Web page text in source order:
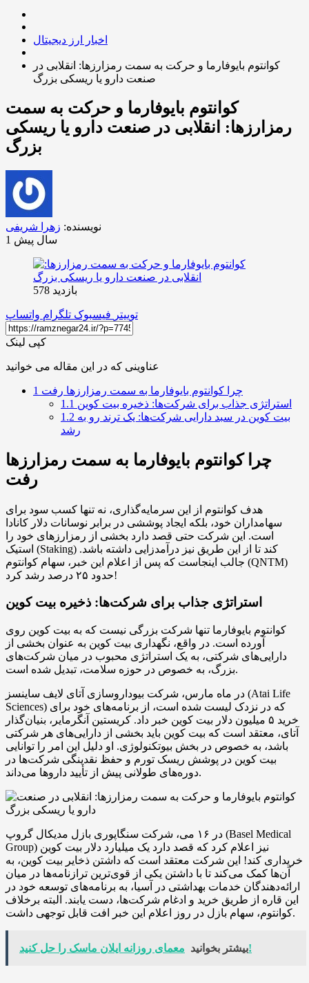
اخبار ارز دیجیتال
کوانتوم بایوفارما و حرکت به سمت رمزارزها: انقلابی در
صنعت دارو یا ریسکی بزرگ
کوانتوم بایوفارما و حرکت به سمت
رمزارزها: انقلابی در صنعت دارو یا ریسکی
بزرگ
نویسنده: زهرا شریفی
1 سال پیش
بازدید 578
توییتر فیسبوک تلگرام واتساپ
کپی لینک
عناوینی که در این مقاله می خوانید
1 چرا کوانتوم بایوفارما به سمت رمزارزها رفت
1.1 استراتژی جذاب برای شرکت‌ها: ذخیره بیت کوین
1.2
رشد
چرا کوانتوم بایوفارما به سمت رمزارزها
رفت
هدف کوانتوم از این سرمایه‌گذاری، نه تنها کسب سود برای
سهامداران خود، بلکه ایجاد پوششی در برابر نوسانات دلار کانادا
است. این شرکت حتی قصد دارد بخشی از رمزارزهای خود را
استیک (Staking) کند تا از این طریق نیز درآمدزایی داشته باشد.
جالب اینجاست که پس از اعلام این خبر، سهام کوانتوم (QNTM)
حدود ۲۵ درصد رشد کرد!
استراتژی جذاب برای شرکت‌ها: ذخیره بیت کوین
کوانتوم بایوفارما تنها شرکت بزرگی نیست که به بیت کوین روی
آورده است. در واقع، نگهداری بیت کوین به عنوان بخشی از
دارایی‌های شرکتی، به یک استراتژی محبوب در میان شرکت‌های
بزرگ، به خصوص در حوزه سلامت، تبدیل شده است.
در ماه مارس، شرکت بیوداروسازی آتای لایف ساینسز (Atai Life
Sciences) که در نزدک لیست شده است، از برنامه‌های خود برای
خرید ۵ میلیون دلار بیت کوین خبر داد. کریستین آنگرمایر، بنیان‌گذار
آتای، معتقد است که بیت کوین باید بخشی از دارایی‌های هر شرکتی
باشد، به خصوص در بخش بیوتکنولوژی. او دلیل این امر را توانایی
بیت کوین در پوشش ریسک تورم و حفظ نقدینگی شرکت‌ها در
دوره‌های طولانی پیش از تأیید داروها می‌داند.
در ۱۶ می، شرکت سنگاپوری بازل مدیکال گروپ (Basel Medical
Group) نیز اعلام کرد که قصد دارد یک میلیارد دلار بیت کوین
خریداری کند! این شرکت معتقد است که داشتن ذخایر بیت کوین، به
آن‌ها کمک می‌کند تا با داشتن یکی از قوی‌ترین ترازنامه‌ها در میان
ارائه‌دهندگان خدمات بهداشتی در آسیا، به برنامه‌های توسعه خود در
این قاره از طریق خرید و ادغام شرکت‌ها، دست یابند. البته برخلاف
کوانتوم، سهام بازل در روز اعلام این خبر افت قابل توجهی داشت.
بیشتر بخوانیدمعمای روزانه ایلان ماسک را حل کنید!